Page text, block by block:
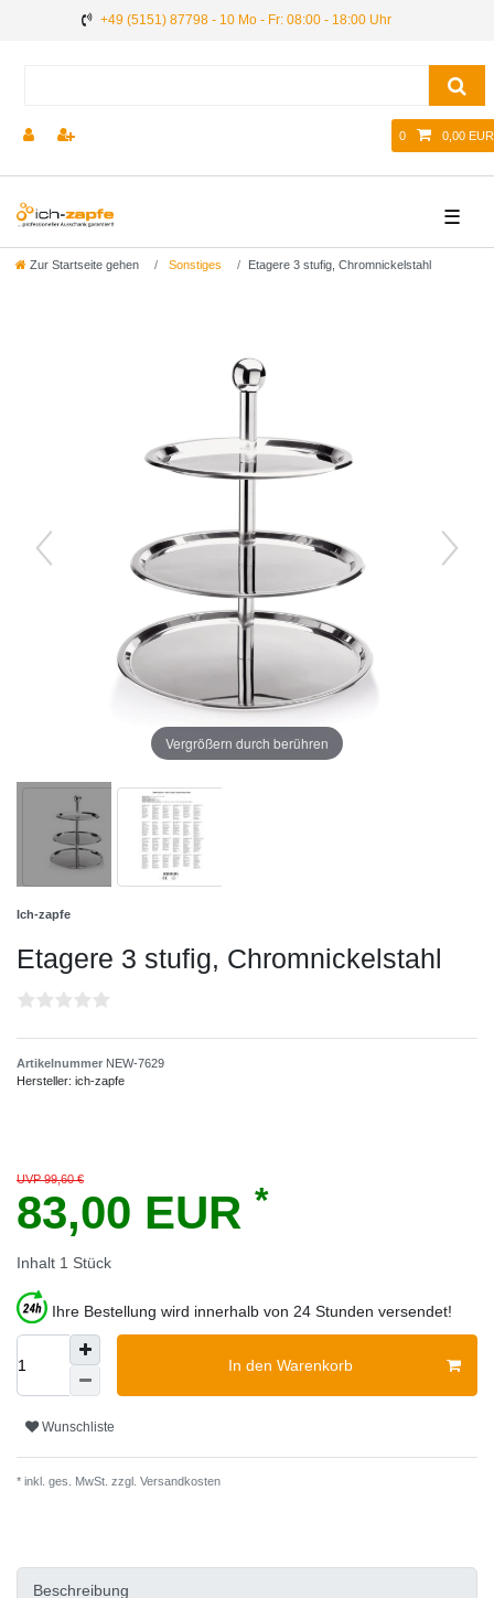
+49 (5151) 87798 - 10 Mo - Fr: 08:00 - 18:00 Uhr
0 0,00 EUR
☰
Zur Startseite gehen Sonstiges Etagere 3 stufig, Chromnickelstahl
Vergrößern durch berühren
Ich-zapfe
Etagere 3 stufig, Chromnickelstahl
Artikelnummer NEW-7629
Hersteller: ich-zapfe
UVP 99,60 €
83,00 EUR *
Inhalt 1 Stück
Ihre Bestellung wird innerhalb von 24 Stunden versendet!
In den Warenkorb
Wunschliste
* inkl. ges. MwSt. zzgl. Versandkosten
Beschreibung